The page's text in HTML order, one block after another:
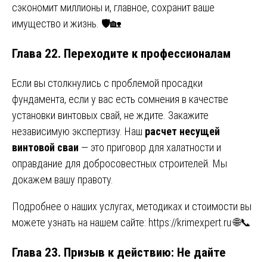
сэкономит миллионы и, главное, сохранит ваше
имущество и жизнь. 🛡️🏡
Глава 22. Переходите к профессионалам
Если вы столкнулись с проблемой просадки
фундамента, если у вас есть сомнения в качестве
установки винтовых свай, не ждите. Закажите
независимую экспертизу. Наш расчет несущей
винтовой сваи — это приговор для халатности и
оправдание для добросовестных строителей. Мы
докажем вашу правоту.
Подробнее о наших услугах, методиках и стоимости вы
можете узнать на нашем сайте: https://krimexpert.ru🌐📞
Глава 23. Призыв к действию: Не дайте